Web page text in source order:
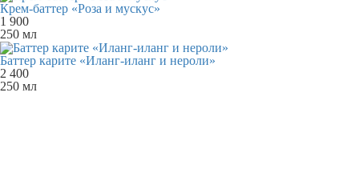
Крем-баттер «Роза и мускус»
1 900
250 мл
Баттер карите «Иланг-иланг и нероли»
2 400
250 мл